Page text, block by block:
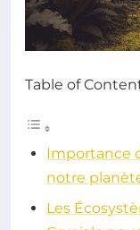
Table of
Importance
notre
Les